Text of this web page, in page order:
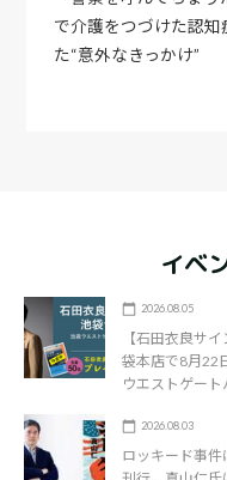
で介護をつづけた認
た“意外なきっかけ”
イベ
2026.08.05
【石田衣良サ
袋本店で8月22
ウエストゲート
2026.08.03
ロッキード事